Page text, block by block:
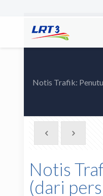
Notis Trafik:
Notis
(dari